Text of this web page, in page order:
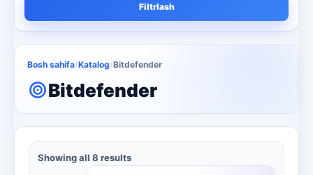
Filtrlash
Bosh sahifa/Katalog/Bitdefender
Bitdefender
Showing all 8 results